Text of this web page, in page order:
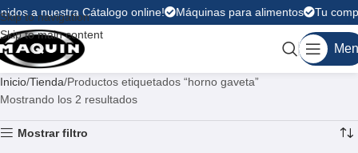
Skip to navigation
Skip to main content
a nuestra Cátalogo online! Máquinas para alimentos Tu
Inicio Tienda Productos etiquetados “horno gaveta”
Mostrando los 2 resultados
Mostrar filtro